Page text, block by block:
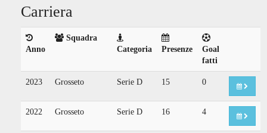
Carriera
Anno
Squadra
Categoria
Presenze
Goal
fatti
2023 Grosseto Serie D 15 0
2022 Grosseto Serie D 16 4